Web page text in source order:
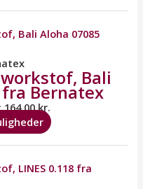
varesiden
Bali
Bernatex
164,00kr.
vare
varianter.
Mulighederne
vælges
varesiden
vare